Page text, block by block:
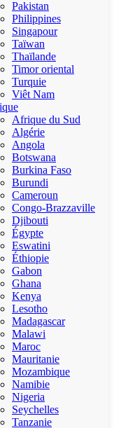
Pakistan
Philippines
Singapour
Taïwan
Thaïlande
Timor oriental
Turquie
Viêt Nam
Afrique du Sud
Algérie
Angola
Botswana
Burkina Faso
Burundi
Cameroun
Congo-Brazzaville
Djibouti
Égypte
Eswatini
Éthiopie
Gabon
Ghana
Kenya
Lesotho
Madagascar
Malawi
Maroc
Mauritanie
Mozambique
Namibie
Nigeria
Seychelles
Tanzanie